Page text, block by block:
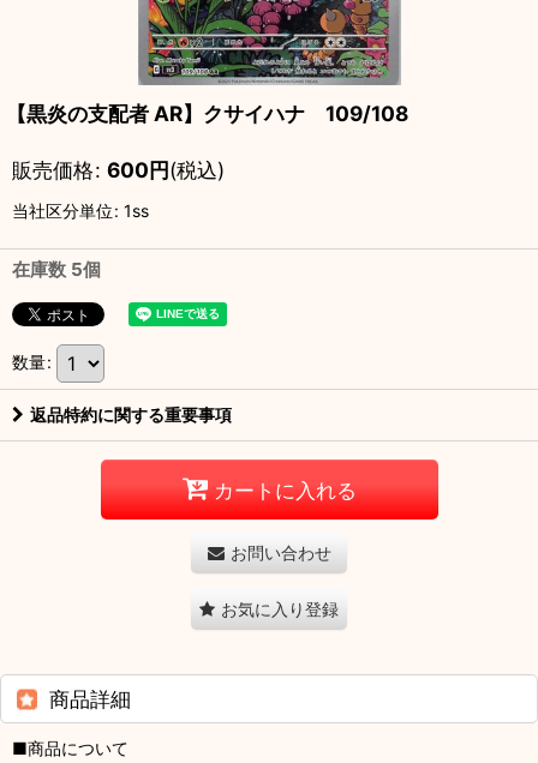
【黒炎の支配者 AR】クサイハナ 109/108
販売価格: 600円(税込)
当社区分単位: 1ss
在庫数 5個
数量:
返品特約に関する重要事項
カートに入れる
お問い合わせ
お気に入り登録
商品詳細
■商品について